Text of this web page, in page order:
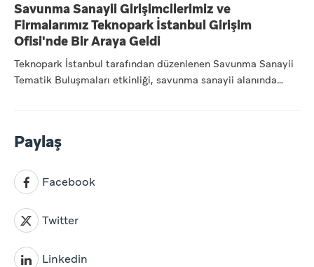
Savunma Sanayii Girişimcilerimiz ve
Firmalarımız Teknopark İstanbul Girişim
Ofisi'nde Bir Araya Geldi
Teknopark İstanbul tarafından düzenlenen Savunma Sanayii
Tematik Buluşmaları etkinliği, savunma sanayii alanında
Paylaş
Facebook
Twitter
Linkedin